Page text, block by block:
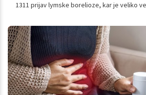
1311 prijav lymske borelioze, kar je veliko